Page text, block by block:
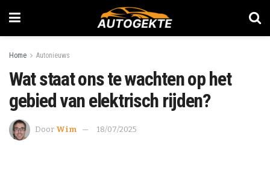
Home Autonieuws
Wat staat ons te wachten op het
gebied van elektrisch rijden?
Door Wim 18/07/2025